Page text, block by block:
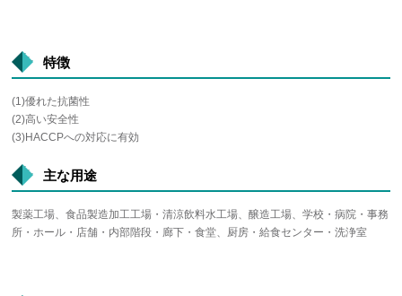
特徴
(1)優れた抗菌性
(2)高い安全性
(3)HACCPへの対応に有効
主な用途
製薬工場、食品製造加工工場・清涼飲料水工場、醸造工場、学校・病院・事務
所・ホール・店舗・内部階段・廊下・食堂、厨房・給食センター・洗浄室